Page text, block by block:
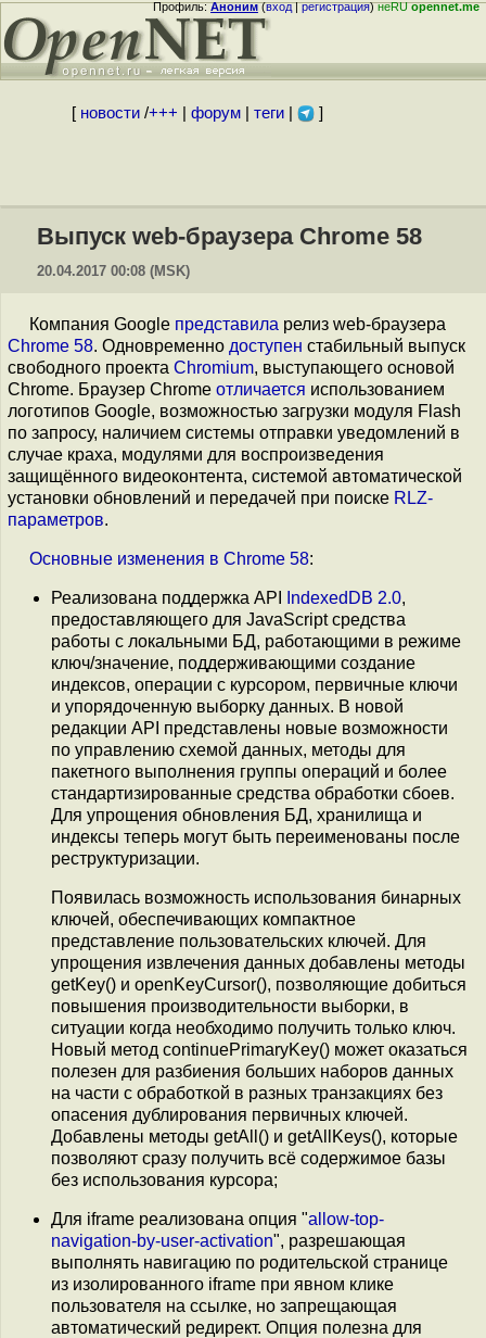
Профиль:Аноним(вход|регистрация)неRUopennet.me
[ новости/+++ форум| теги| ]
Выпуск web-браузера Chrome 58
20.04.2017 00:08 (MSK)
Компания Google представила релиз web-браузера
Chrome 58. Одновременно доступен стабильный выпуск
свободного проекта Chromium, выступающего основой
Chrome. Браузер Chrome отличается использованием
логотипов Google, возможностью загрузки модуля Flash
по запросу, наличием системы отправки уведомлений в
случае краха, модулями для воспроизведения
защищённого видеоконтента, системой автоматической
установки обновлений и передачей при поиске RLZ-
параметров.
Основные изменения в Chrome 58:
Реализована поддержка API IndexedDB 2.0,
предоставляющего для JavaScript средства
работы с локальными БД, работающими в режиме
ключ/значение, поддерживающими создание
индексов, операции с курсором, первичные ключи
и упорядоченную выборку данных. В новой
редакции API представлены новые возможности
по управлению схемой данных, методы для
пакетного выполнения группы операций и более
стандартизированные средства обработки сбоев.
Для упрощения обновления БД, хранилища и
индексы теперь могут быть переименованы после
реструктуризации.
Появилась возможность использования бинарных
ключей, обеспечивающих компактное
представление пользовательских ключей. Для
упрощения извлечения данных добавлены методы
getKey() и openKeyCursor(), позволяющие добиться
повышения производительности выборки, в
ситуации когда необходимо получить только ключ.
Новый метод continuePrimaryKey() может оказаться
полезен для разбиения больших наборов данных
на части с обработкой в разных транзакциях без
опасения дублирования первичных ключей.
Добавлены методы getAll() и getAllKeys(), которые
позволяют сразу получить всё содержимое базы
без использования курсора;
Для iframe реализована опция "allow-top-
navigation-by-user-activation", разрешающая
выполнять навигацию по родительской странице
из изолированного iframe при явном клике
пользователя на ссылке, но запрещающая
автоматический редирект. Опция полезна для